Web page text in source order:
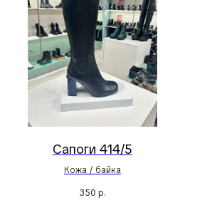
Сапоги 414/5
Кожа / байка
350 р.